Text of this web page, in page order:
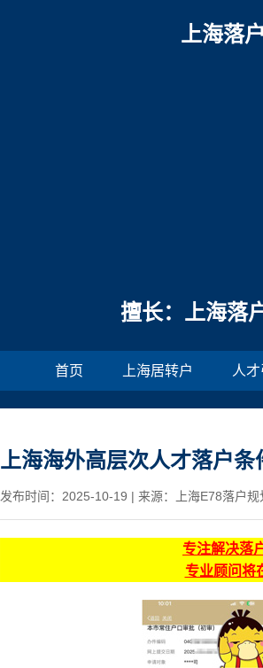
上海落
擅长：上海落
首页 上海居转户 人
上海海外高层次人才落户
发布时间：2025-10-19 | 来源：上海E78落户规
专注解决落
专业顾问将